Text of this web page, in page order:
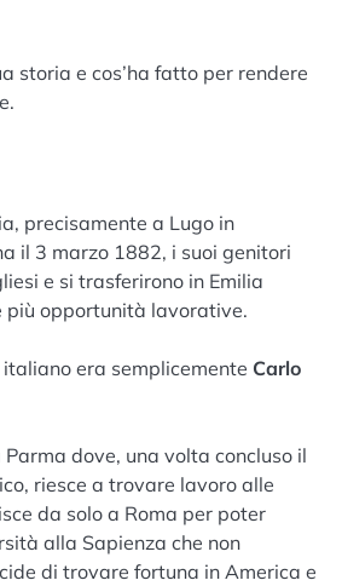
storia e cos’ha fatto per rendere
precisamente a Lugo in
il 3 marzo 1882, i suoi genitori
e si trasferirono in Emilia
più opportunità lavorative.
era semplicemente Carlo
dove, una volta concluso il
riesce a trovare lavoro alle
da solo a Roma per poter
alla Sapienza che non
di trovare fortuna in America e